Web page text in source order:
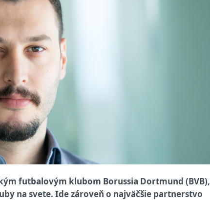
futbalovým klubom Borussia Dortmund (BVB),
na svete. Ide zároveň o najväčšie partnerstvo